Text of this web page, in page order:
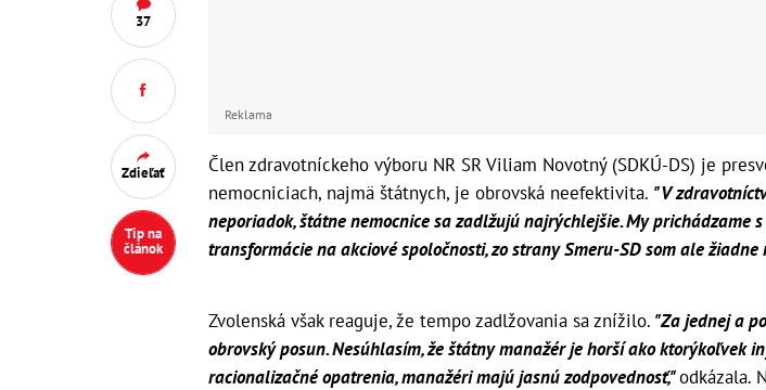
37
Zdieľať
Tip na
článok
Reklama
Člen zdravotníckeho výboru NR SR Viliam Novotný (SDKÚ-DS) je
nemocniciach, najmä štátnych, je obrovská neefektivita. "V
neporiadok, štátne nemocnice sa zadlžujú najrýchlejšie. My prichádzame
transformácie na akciové spoločnosti, zo strany Smeru-SD som ale žiadne
Zvolenská však reaguje, že tempo zadlžovania sa znížilo. "Za jednej a
obrovský posun. Nesúhlasím, že štátny manažér je horší ako ktorýkoľvek
racionalizačné opatrenia, manažéri majú jasnú zodpovednosť,"odkázala.